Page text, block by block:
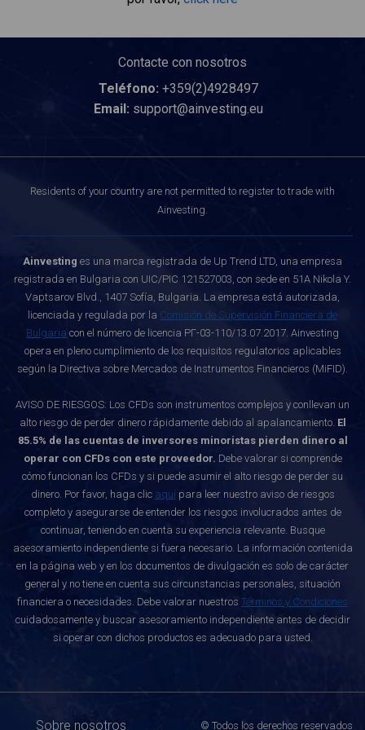
Contacte con nosotros
Teléfono: +359(2)4928497
Email: support@ainvesting.eu
Residents of your country are not permitted to register to trade with
Ainvesting.
Ainvesting es una marca registrada de Up Trend LTD, una empresa
registrada en Bulgaria con UIC/PIC 121527003, con sede en 51A Nikola Y.
Vaptsarov Blvd., 1407 Sofía, Bulgaria. La empresa está autorizada,
licenciada y regulada por la Comisión de Supervisión Financiera de
Bulgaria con el número de licencia РГ-03-110/13.07.2017. Ainvesting
opera en pleno cumplimiento de los requisitos regulatorios aplicables
según la Directiva sobre Mercados de Instrumentos Financieros (MiFID).
AVISO DE RIESGOS: Los CFDs son instrumentos complejos y conllevan un
alto riesgo de perder dinero rápidamente debido al apalancamiento. El
85.5% de las cuentas de inversores minoristas pierden dinero al
operar con CFDs con este proveedor. Debe valorar si comprende
cómo funcionan los CFDs y si puede asumir el alto riesgo de perder su
dinero. Por favor, haga clic aquípara leer nuestro aviso de riesgos
completo y asegurarse de entender los riesgos involucrados antes de
continuar, teniendo en cuenta su experiencia relevante. Busque
asesoramiento independiente si fuera necesario. La información contenida
en la página web y en los documentos de divulgación es solo de carácter
general y no tiene en cuenta sus circunstancias personales, situación
financiera o necesidades. Debe valorar nuestros Términos y Condiciones
cuidadosamente y buscar asesoramiento independiente antes de decidir
si operar con dichos productos es adecuado para usted.
Sobre nosotros © Todos los derechos reservados